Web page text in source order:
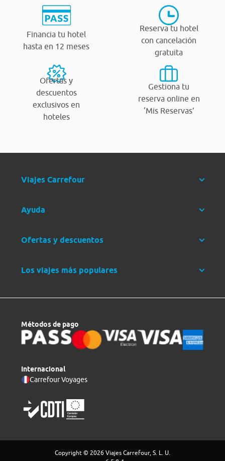
Financia tu hotel
hasta en 12 meses
Reserva tu hotel
con cancelación
gratuita
Ofertas y
descuentos
exclusivos en
hoteles
Gestiona tu
reserva online en
‘Mis Reservas’
Viajes Carrefour
Ayuda
Ofertas y descuentos
Los viajes más populares
Métodos de pago
Internacional
Carrefour Voyages
Copyright © 2026 Viajes Carrefour, S. L. U.